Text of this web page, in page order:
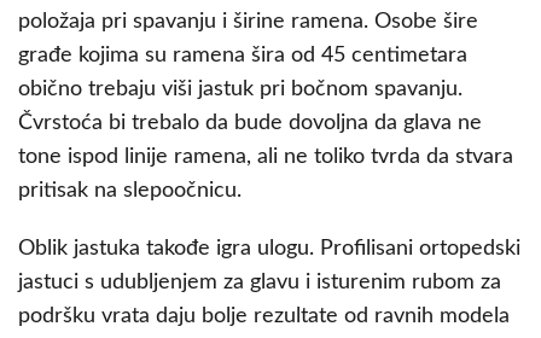
položaja pri spavanju i širine ramena. Osobe šire
građe kojima su ramena šira od 45 centimetara
obično trebaju viši jastuk pri bočnom spavanju.
Čvrstoća bi trebalo da bude dovoljna da glava ne
tone ispod linije ramena, ali ne toliko tvrda da stvara
pritisak na slepoočnicu.
Oblik jastuka takođe igra ulogu. Profilisani ortopedski
jastuci s udubljenjem za glavu i isturenim rubom za
podršku vrata daju bolje rezultate od ravnih modela